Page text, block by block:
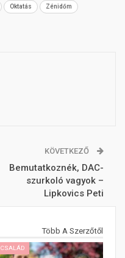
Oktatás Zénidőm
KÖVETKEZŐ
Bemutatkoznék, DAC-
szurkoló vagyok –
Lipkovics Peti
Több A Szerzőtől
CSALÁD